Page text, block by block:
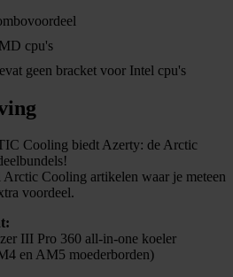
cpu's
geen bracket voor Intel cpu's
Cooling biedt Azerty: de Arctic
Cooling artikelen waar je meteen
voordeel.
III Pro 360 all-in-one koeler
en AM5 moederborden)